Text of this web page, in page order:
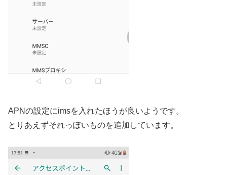
APNの設定にimsを入れたほうが良いようです。
とりあえずそれっぽいものを追加しています。